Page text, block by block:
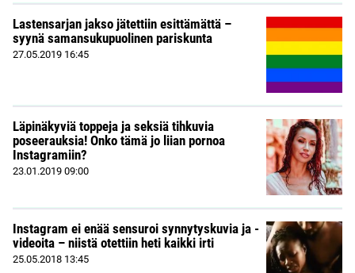
Lastensarjan jakso jätettiin esittämättä –
syynä samansukupuolinen pariskunta
27.05.2019 16:45
Läpinäkyviä toppeja ja seksiä tihkuvia
poseerauksia! Onko tämä jo liian pornoa
Instagramiin?
23.01.2019 09:00
Instagram ei enää sensuroi synnytyskuvia ja -
videoita – niistä otettiin heti kaikki irti
25.05.2018 13:45